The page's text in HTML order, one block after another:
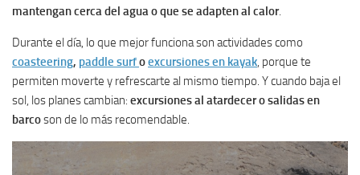
mantengan cerca del agua o que se adapten al calor.
Durante el día, lo que mejor funciona son actividades como
coasteering, paddle surfoexcursiones en kayak , porque te
permiten moverte y refrescarte al mismo tiempo. Y cuando baja el
sol, los planes cambian: excursiones al atardecer o salidas en
barcoson de lo más recomendable.